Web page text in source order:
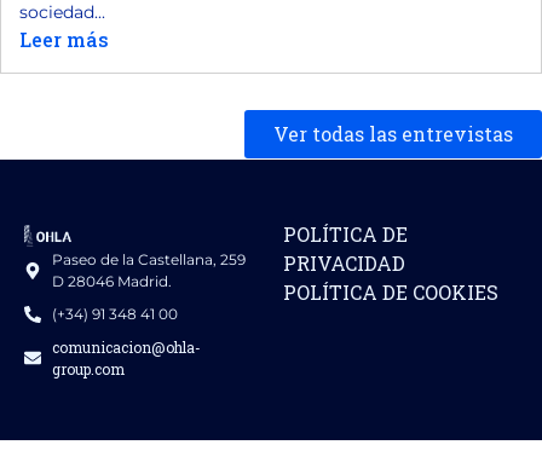
sociedad...
Leer más
Ver todas las entrevistas
Paseo de la Castellana, 259
D 28046 Madrid.
(+34) 91 348 41 00
comunicacion@ohla-
group.com
POLÍTICA DE
PRIVACIDAD
POLÍTICA DE COOKIES